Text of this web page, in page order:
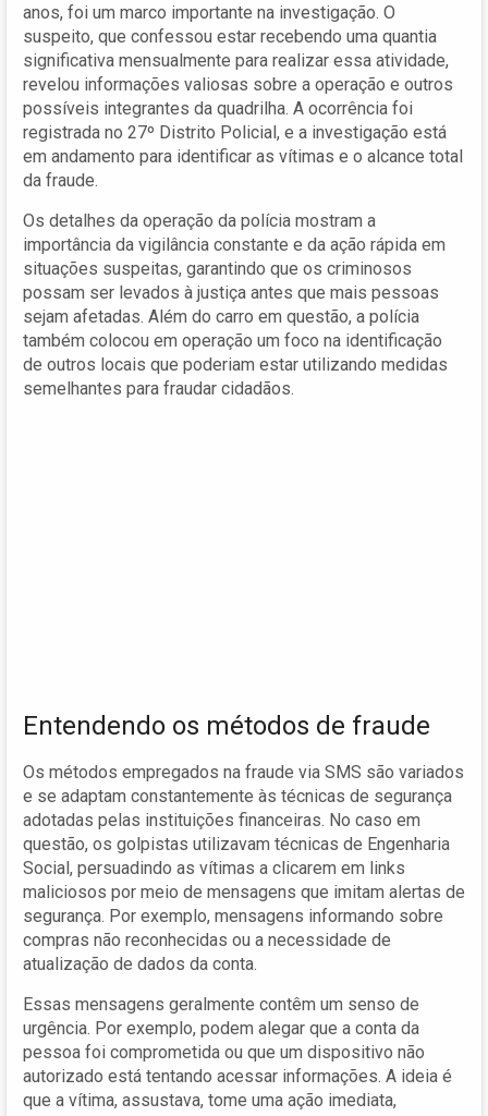
anos, foi um marco importante na investigação. O
suspeito, que confessou estar recebendo uma quantia
significativa mensualmente para realizar essa atividade,
revelou informações valiosas sobre a operação e outros
possíveis integrantes da quadrilha. A ocorrência foi
registrada no 27º Distrito Policial, e a investigação está
em andamento para identificar as vítimas e o alcance total
da fraude.
Os detalhes da operação da polícia mostram a
importância da vigilância constante e da ação rápida em
situações suspeitas, garantindo que os criminosos
possam ser levados à justiça antes que mais pessoas
sejam afetadas. Além do carro em questão, a polícia
também colocou em operação um foco na identificação
de outros locais que poderiam estar utilizando medidas
semelhantes para fraudar cidadãos.
Entendendo os métodos de fraude
Os métodos empregados na fraude via SMS são variados
e se adaptam constantemente às técnicas de segurança
adotadas pelas instituições financeiras. No caso em
questão, os golpistas utilizavam técnicas de Engenharia
Social, persuadindo as vítimas a clicarem em links
maliciosos por meio de mensagens que imitam alertas de
segurança. Por exemplo, mensagens informando sobre
compras não reconhecidas ou a necessidade de
atualização de dados da conta.
Essas mensagens geralmente contêm um senso de
urgência. Por exemplo, podem alegar que a conta da
pessoa foi comprometida ou que um dispositivo não
autorizado está tentando acessar informações. A ideia é
que a vítima, assustava, tome uma ação imediata,